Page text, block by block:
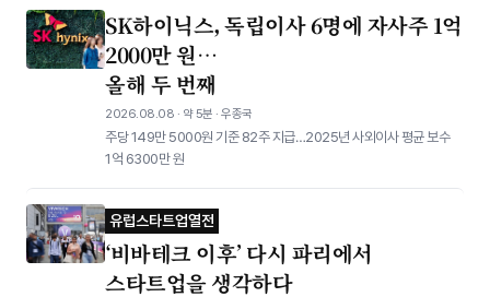
SK하이닉스, 독립이사 6명에 자사주 1억
2000만 원…
올해 두 번째
2026.08.08 · 약 5분 · 우종국
주당 149만 5000원 기준 82주 지급…2025년 사외이사 평균 보수
1억 6300만 원
유럽스타트업열전
‘비바테크 이후’ 다시 파리에서
스타트업을 생각하다